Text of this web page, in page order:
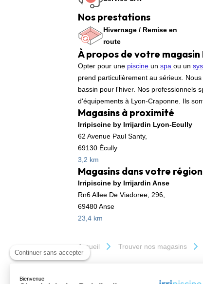
Continuer sans accepter
Bienvenue
Nos prestations
Hivernage / Remise en
route
À propos de votre
Opter pour une piscine un spa ou un
prend particulièrement au sérieux.
bassin pour l'hiver. Nos professionnels
d'équipements à Lyon-Craponne. Ils
Magasins à proximité
Irripiscine by Irrijardin Lyon-Ecully
62 Avenue Paul Santy,
69130 Écully
3,2 km
Magasins dans votre région
Irripiscine by Irrijardin Anse
Rn6 Allee De Viadoree, 296,
69480 Anse
23,4 km
Accueil Trouver nos magasins